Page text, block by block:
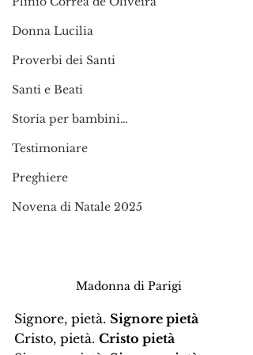
Donna Lucilia
Proverbi dei Santi
Santi e Beati
Storia per bambini…
Testimoniare
Preghiere
Novena di Natale 2025
Madonna di Parigi
Signore, pietà. Signore pietà
Cristo, pietà. Cristo pietà